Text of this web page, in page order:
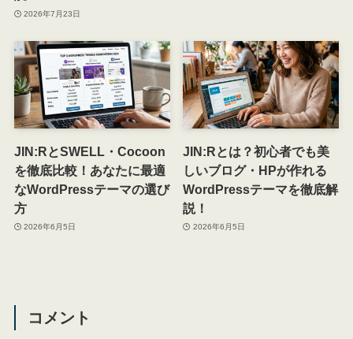
2026年7月23日
JIN:RとSWELL・Cocoon
を徹底比較！あなたに最適
なWordPressテーマの選び
方
2026年6月5日
JIN:Rとは？初心者でも美
しいブログ・HPが作れる
WordPressテーマを徹底解
説！
2026年6月5日
コメント